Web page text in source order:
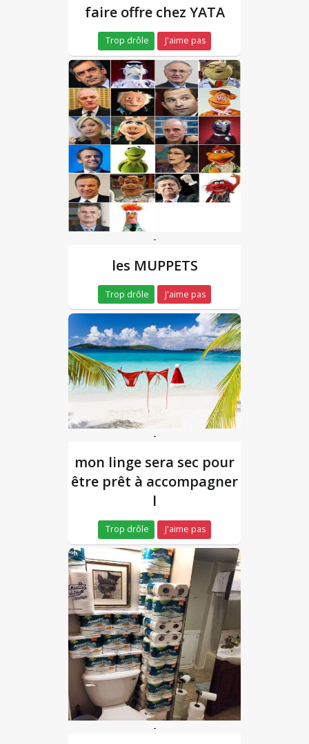
faire offre chez YATA
Trop drôle J'aime pas
-
les MUPPETS
Trop drôle J'aime pas
-
mon linge sera sec pour
être prêt à accompagner
l
Trop drôle J'aime pas
-